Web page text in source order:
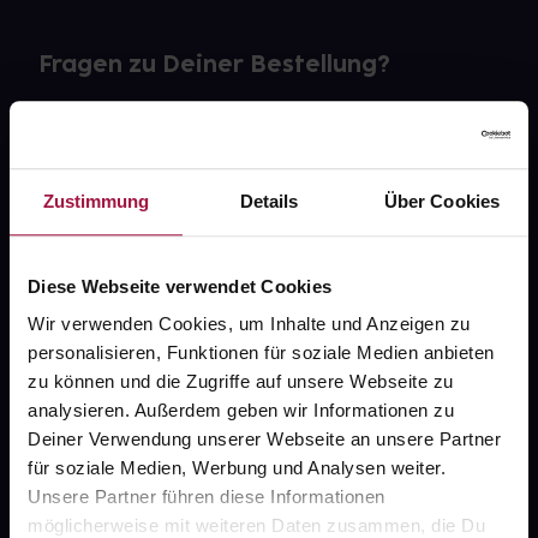
Zustimmung Details Über Cookies
Diese Webseite verwendet Cookies
Wir verwenden Cookies, um Inhalte und Anzeigen zu
personalisieren, Funktionen für soziale Medien anbieten
zu können und die Zugriffe auf unsere Webseite zu
analysieren. Außerdem geben wir Informationen zu
Deiner Verwendung unserer Webseite an unsere Partner
für soziale Medien, Werbung und Analysen weiter.
Unsere Partner führen diese Informationen
möglicherweise mit weiteren Daten zusammen, die Du
Fragen zu Deiner Bestellung?
gesund.de
Über uns
Karriere
Newsletter